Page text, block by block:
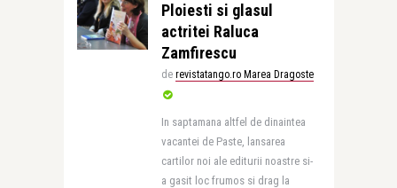
Ploiesti si glasul
actritei Raluca
Zamfirescu
de revistatango.ro Marea Dragoste
In saptamana altfel de dinaintea
vacantei de Paste, lansarea
cartilor noi ale editurii noastre si-
a gasit loc frumos si drag la